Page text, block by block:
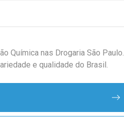
Química nas Drogaria São Paulo.
e qualidade do Brasil.